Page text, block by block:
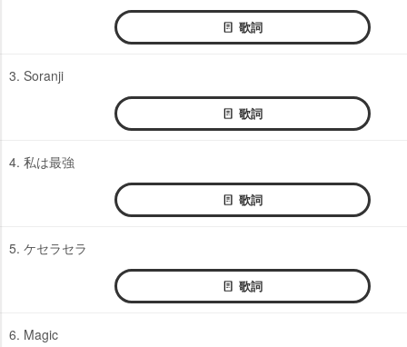
歌詞
3. Soranji
歌詞
4. 私は最強
歌詞
5. ケセラセラ
歌詞
6. Magic